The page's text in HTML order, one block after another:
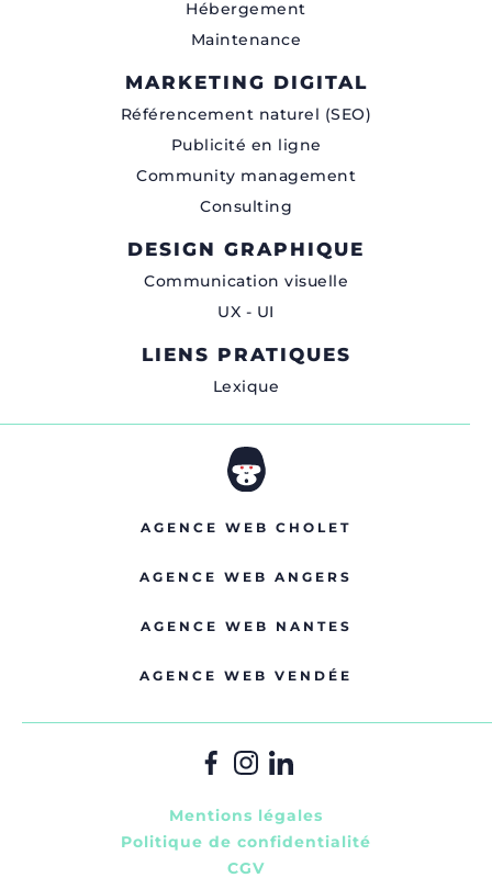
Hébergement
Maintenance
MARKETING DIGITAL
Référencement naturel (SEO)
Publicité en ligne
Community management
Consulting
DESIGN GRAPHIQUE
Communication visuelle
UX - UI
LIENS PRATIQUES
Lexique
AGENCE WEB CHOLET
AGENCE WEB ANGERS
AGENCE WEB NANTES
AGENCE WEB VENDÉE
Mentions légales
Politique de confidentialité
CGV